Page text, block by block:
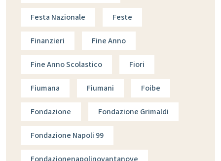
Festa Nazionale Feste
Finanzieri Fine Anno
Fine Anno Scolastico Fiori
Fiumana Fiumani Foibe
Fondazione Fondazione Grimaldi
Fondazione Napoli 99